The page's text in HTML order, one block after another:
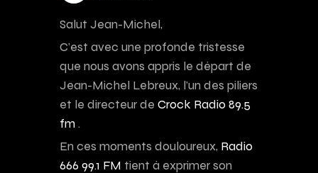
Salut Jean-Michel,
C’est avec une profonde tristesse
que nous avons appris le départ de
Jean-Michel Lebreux, l’un des piliers
et le directeur de Crock Radio 89.5
fm .
En ces moments douloureux, Radio
666 99.1 FM tient à exprimer son